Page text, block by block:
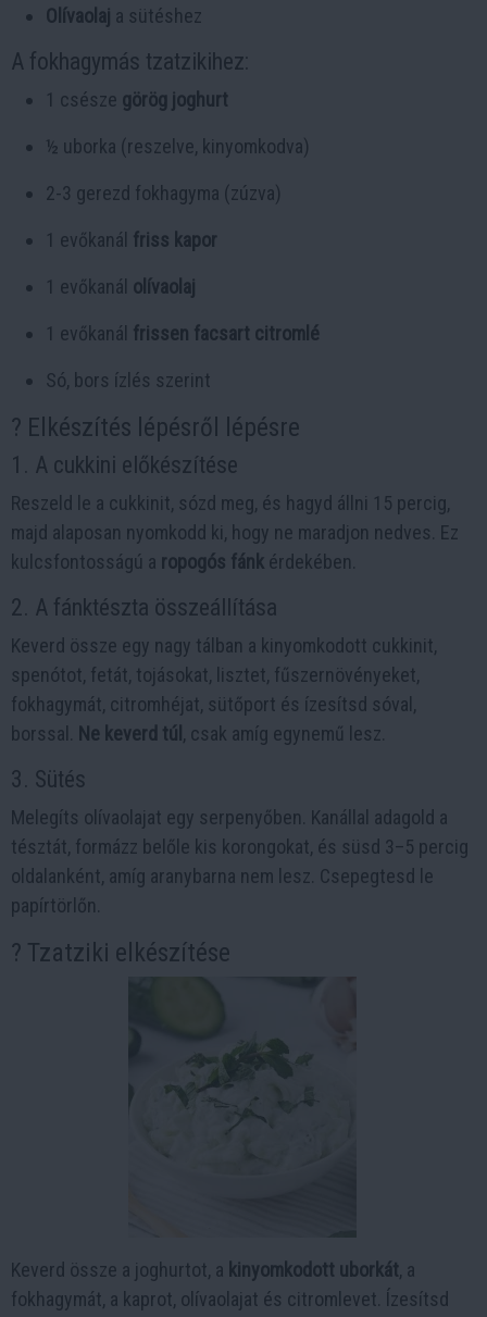
Olívaolaj a sütéshez
A fokhagymás tzatzikihez:
1 csésze görög joghurt
½ uborka (reszelve, kinyomkodva)
2-3 gerezd fokhagyma (zúzva)
1 evőkanál friss kapor
1 evőkanál olívaolaj
1 evőkanál frissen facsart citromlé
Só, bors ízlés szerint
? Elkészítés lépésről lépésre
1. A cukkini előkészítése
Reszeld le a cukkinit, sózd meg, és hagyd állni 15 percig,
majd alaposan nyomkodd ki, hogy ne maradjon nedves. Ez
kulcsfontosságú a ropogós fánk érdekében.
2. A fánktészta összeállítása
Keverd össze egy nagy tálban a kinyomkodott cukkinit,
spenótot, fetát, tojásokat, lisztet, fűszernövényeket,
fokhagymát, citromhéjat, sütőport és ízesítsd sóval,
borssal.
Ne keverd túl , csak amíg egynemű lesz.
3. Sütés
Melegíts olívaolajat egy serpenyőben. Kanállal adagold a
tésztát, formázz belőle kis korongokat, és süsd 3–5 percig
oldalanként, amíg aranybarna nem lesz. Csepegtesd le
papírtörlőn.
? Tzatziki elkészítése
Keverd össze a joghurtot, a kinyomkodott uborkát, a
fokhagymát, a kaprot, olívaolajat és citromlevet. Ízesítsd